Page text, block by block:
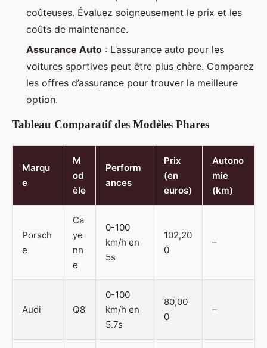
coûteuses. Évaluez soigneusement le prix et les
coûts de maintenance.
Assurance Auto : L’assurance auto pour les
voitures sportives peut être plus chère. Comparez
les offres d’assurance pour trouver la meilleure
option.
Tableau Comparatif des Modèles Phares
Marqu
e
M
od
èle
Perform
ances
Prix
(en
euros)
Autono
mie
(km)
Porsch
e
Ca
ye
nn
e
0-100
km/h en
5s
102,20
0
–
Audi Q8
0-100
km/h en
5.7s
80,00
0
–